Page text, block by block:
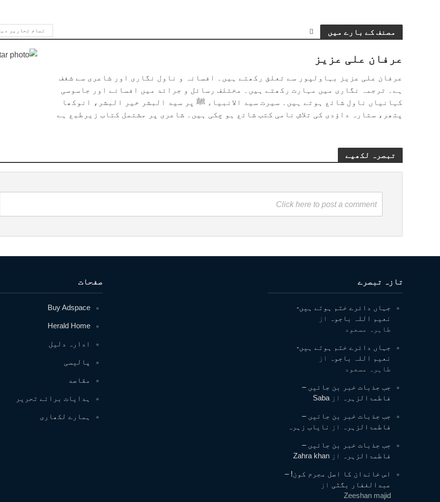
مصنف کے بارے میں تمام تحاریر
عرفان علی عزیز
عرفان علی عزیز بہاولپور سے تعلق رکھتے ہیں۔ افسانہ و ناول نگاری اور شاعری سے شغف
ہے۔ ترجمہ نگاری میں مہارت رکھتے ہیں۔ مختلف رسائل و جرائد میں افسانے اور جاسوسی
کہانیاں ناول شائع ہوتے ہیں۔ سیرت سید الانبیاء ﷺ پر سید البشر خیر البشر، انوکھا
پتھر، ستارہ داؤدی کی تلاش نامی کتب شائع ہو چکی ہیں۔ شاعری پر مشتمل کتاب زیرطبع ہے
تبصرہ لکھیے
Click here to post a comment
صفحات
Buy Adspace
Herald Home
ادارہ دلیل
پالیسی
مقاصد
ہدایات برائے تحریر
ہمارے لکھاری
تازہ تبصرے
جہاں دائرے ختم ہوتے ہیں-
نعیم اللہ باجوہ
از
طاہرہ مسعود
جہاں دائرے ختم ہوتے ہیں-
نعیم اللہ باجوہ
از
طاہرہ مسعود
جب جذبات خبر بن جائیں –
فاطمۃالزہرہ
ازSaba
جب جذبات خبر بن جائیں –
فاطمۃالزہرہ
از نایاب زہرہ
جب جذبات خبر بن جائیں –
فاطمۃالزہرہ
ازZahra khan
اس خاندان کا اصل مجرم کون! –
عبدالغفار بگٹی از
Zeeshan majid